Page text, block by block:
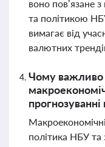
воно пов’язане
та політикою
вимагає від
валютних
Чому важливо
політика НБУ та